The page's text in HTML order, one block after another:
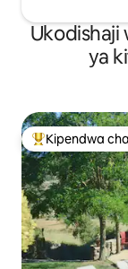
Ukodishaji
ya
Kipendwa
Kipendwa